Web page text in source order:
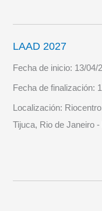
LAAD 2027
Fecha de inicio: 13/04/
Fecha de finalización:
Localización:
Tijuca, Rio de Janeiro